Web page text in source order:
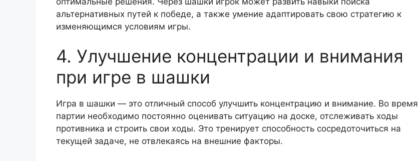
альтернативных путей к победе, а также умение адаптировать свою стратегию к
изменяющимся условиям игры.
4. Улучшение концентрации и внимания
при игре в шашки
Игра в шашки — это отличный способ улучшить концентрацию и внимание. Во время
партии необходимо постоянно оценивать ситуацию на доске, отслеживать ходы
противника и строить свои ходы. Это тренирует способность сосредоточиться на
текущей задаче, не отвлекаясь на внешние факторы.